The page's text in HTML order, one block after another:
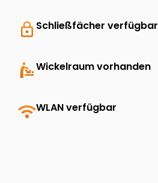
lock Schließfächer verfügbar
baby_changing_stationWickelraum vorhanden
wifiWLAN verfügbar